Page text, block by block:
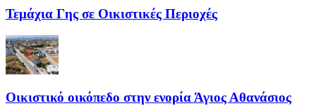
Τεμάχια Γης σε Οικιστικές Περιοχές
Οικιστικό οικόπεδο στην ενορία Άγιος Αθανάσιος